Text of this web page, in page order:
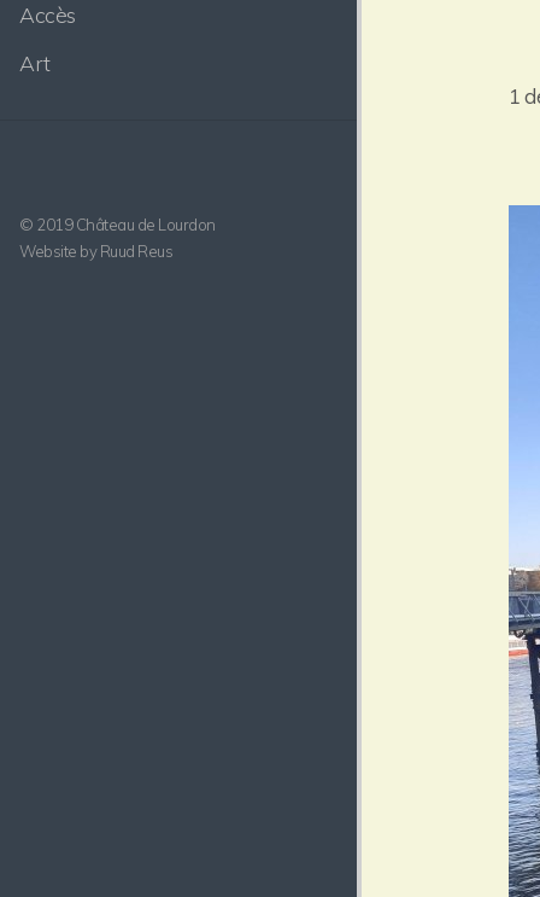
Accès
Art
© 2019 Château de Lourdon
Website by Ruud Reus
1